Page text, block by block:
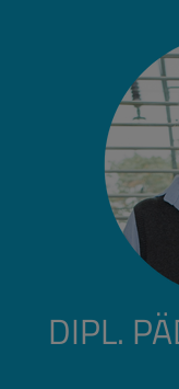
DIPL.